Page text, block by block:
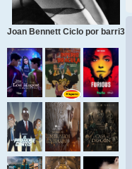
Joan Bennett Ciclo por barri3